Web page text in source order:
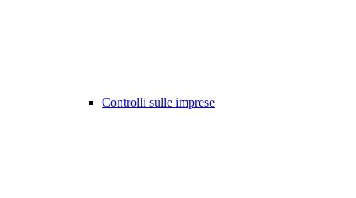
Controlli sulle imprese